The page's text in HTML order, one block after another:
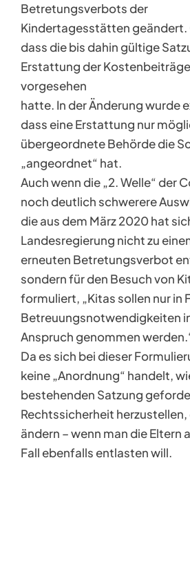
Betretungsverbots der
Kindertagesstätten geändert.
dass die bis dahin gültige
Erstattung der
vorgesehen
hatte. In der Änderung wurde
dass eine Erstattung nur
übergeordnete Behörde die
„angeordnet“ hat.
Auch wenn die „2. Welle“ der
noch deutlich schwerere
die aus dem März 2020 hat
Landesregierung nicht zu
erneuten Betretungsverbot
sondern für den Besuch von
formuliert, „Kitas sollen nur in
Betreuungsnotwendigkeiten
Anspruch genommen
Da es sich bei dieser
keine „Anordnung“ handelt,
bestehenden Satzung
Rechtssicherheit
ändern – wenn man die Eltern
Fall ebenfalls entlasten will.